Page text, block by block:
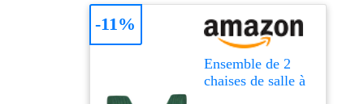
immédiatement.
Ensemble de 2
chaises de salle à
-11%